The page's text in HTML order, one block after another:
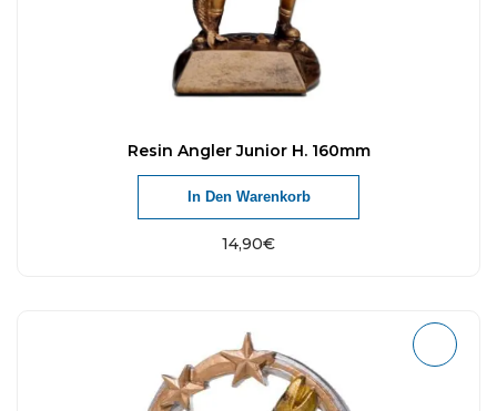
Resin Angler Junior H. 160mm
14,90€
In Den Warenkorb